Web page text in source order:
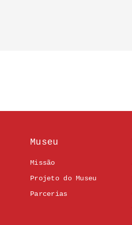
Museu
Missão
Projeto do Museu
Parcerias